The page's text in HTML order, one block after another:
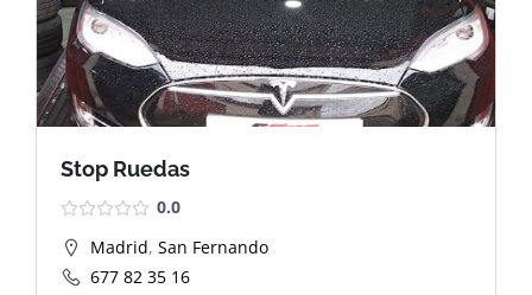
Stop Ruedas
0.0
Madrid, San Fernando
677 82 35 16